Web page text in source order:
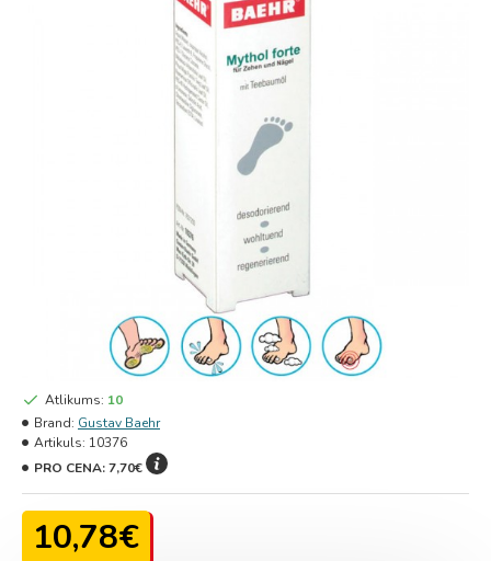
10,78€
Atlikums: 10
Brand: Gustav Baehr
Artikuls: 10376
PRO CENA:7,70€